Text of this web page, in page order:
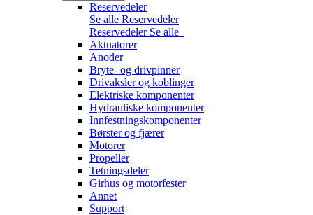
Reservedeler
Se alle Reservedeler
Reservedeler Se alle
Aktuatorer
Anoder
Bryte- og drivpinner
Drivaksler og koblinger
Elektriske komponenter
Hydrauliske komponenter
Innfestningskomponenter
Børster og fjærer
Motorer
Propeller
Tetningsdeler
Girhus og motorfester
Annet
Support